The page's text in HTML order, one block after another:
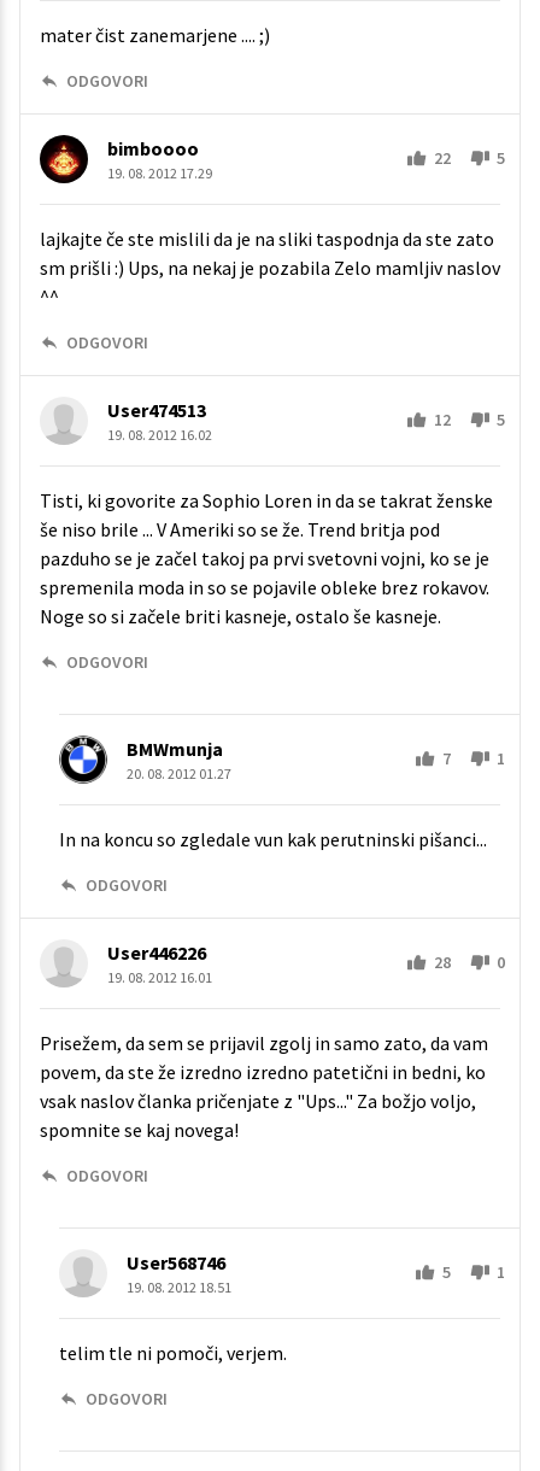
mater čist zanemarjene .... ;)
ODGOVORI
bimboooo
19. 08. 2012 17.29
22 5
lajkajte če ste mislili da je na sliki taspodnja da ste zato
sm prišli :) Ups, na nekaj je pozabila Zelo mamljiv naslov
^^
ODGOVORI
User474513
19. 08. 2012 16.02
12 5
Tisti, ki govorite za Sophio Loren in da se takrat ženske
še niso brile ... V Ameriki so se že. Trend britja pod
pazduho se je začel takoj pa prvi svetovni vojni, ko se je
spremenila moda in so se pojavile obleke brez rokavov.
Noge so si začele briti kasneje, ostalo še kasneje.
ODGOVORI
BMWmunja
20. 08. 2012 01.27
7 1
In na koncu so zgledale vun kak perutninski pišanci...
ODGOVORI
User446226
19. 08. 2012 16.01
28 0
Prisežem, da sem se prijavil zgolj in samo zato, da vam
povem, da ste že izredno izredno patetični in bedni, ko
vsak naslov članka pričenjate z "Ups..." Za božjo voljo,
spomnite se kaj novega!
ODGOVORI
User568746
19. 08. 2012 18.51
5 1
telim tle ni pomoči, verjem.
ODGOVORI